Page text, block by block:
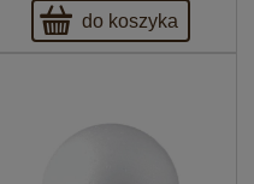
do koszyka